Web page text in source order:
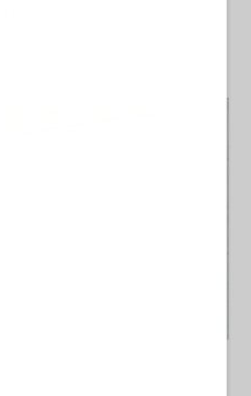
y secretario general del PSOE